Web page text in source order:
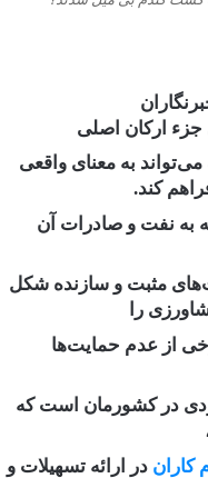
جزء ارکان اصلی
به معنای واقعی
کند.
نفت و صادرات آن
مثبت و سازنده شکل
را
از عدم حمایت‌ها
در کشورمان است که
کاران در ارائه تسهیلات و